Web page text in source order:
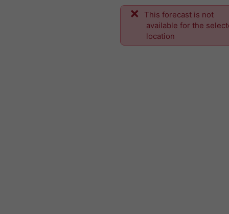
This forecast is not
available for the
location